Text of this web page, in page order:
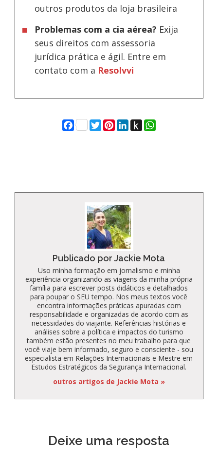
outros produtos da loja brasileira
Problemas com a cia aérea? Exija
seus direitos com assessoria
jurídica prática e ágil. Entre em
contato com a Resolvvi
Facebook
Twitter
Pinterest
LinkedIn
Push
to
WhatsApp
Publicado por Jackie Mota
Uso minha formação em jornalismo e minha
experiência organizando as viagens da minha própria
família para escrever posts didáticos e detalhados
para poupar o SEU tempo. Nos meus textos você
encontra informações práticas apuradas com
responsabilidade e organizadas de acordo com as
necessidades do viajante. Referências histórias e
análises sobre a política e impactos do turismo
também estão presentes no meu trabalho para que
você viaje bem informado, seguro e consciente - sou
especialista em Relações Internacionais e Mestre em
Estudos Estratégicos da Segurança Internacional.
outros artigos de Jackie Mota »
Deixe uma resposta